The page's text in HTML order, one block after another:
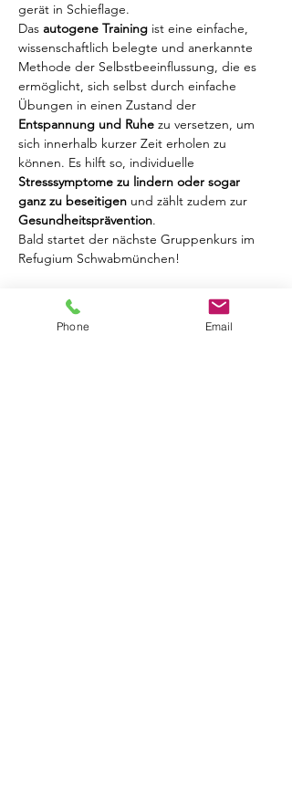
gerät in Schieflage.
Das autogene Training ist eine einfache,
wissenschaftlich belegte und anerkannte
Methode der Selbstbeeinflussung, die es
ermöglicht, sich selbst durch einfache
Übungen in einen Zustand der
Entspannung und Ruhe zu versetzen, um
sich innerhalb kurzer Zeit erholen zu
können. Es hilft so, individuelle
Stresssymptome zu lindern oder sogar
ganz zu beseitigen und zählt zudem zur
Gesundheitsprävention.
Bald startet der nächste Gruppenkurs im
Refugium Schwabmünchen!
24.01./31.01./07.02./21.02./28.2./06.03./13.03./
Phone Email